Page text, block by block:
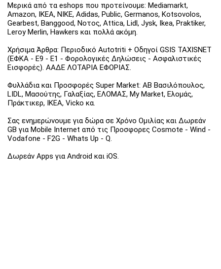
Μερικά από τα eshops που προτείνουμε: Mediamarkt,
Amazon, IKEA, NIKE, Adidas, Public, Germanos, Kotsovolos,
Gearbest, Banggood, Νοτος, Attica, Lidl, Jysk, Ikea, Praktiker,
Leroy Merlin, Hawkers και πολλά ακόμη.
Χρήσιμα Άρθρα: Περιοδικό Autotriti + Οδηγοί GSIS TAXISNET
(ΕΦΚΑ - Ε9 - Ε1 - Φορολογικές Δηλώσεις - Ασφαλιστικές
Εισφορές). ΑΑΔΕ ΛΟΤΑΡΙΑ ΕΦΟΡΙΑΣ.
Φυλλάδια και Προσφορές Super Market: ΑΒ Βασιλόπουλος,
LIDL, Μασούτης, Γαλαξίας, ΕΛΟΜΑΣ, My Market, Ελομάς,
Πράκτικερ, ΙΚΕΑ, Vicko κα.
Σας ενημερώνουμε για δώρα σε Χρόνο Ομιλίας και Δωρεάν
GB για Mobile Internet από τις Προσφορες Cosmote - Wind -
Vodafone - F2G - Whats Up - Q.
Δωρεάν Apps για Android και iOS.